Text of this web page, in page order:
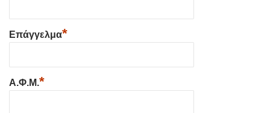
Επάγγελμα*
Α.Φ.Μ.*